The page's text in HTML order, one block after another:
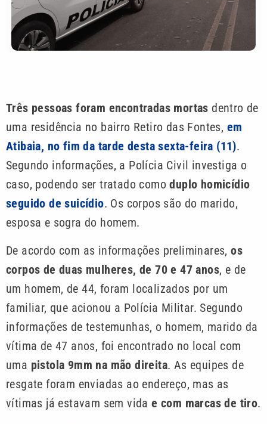
Três pessoas foram encontradas mortas dentro de
uma residência no bairro Retiro das Fontes, em
Atibaia, no fim da tarde desta sexta-feira (11).
Segundo informações, a Polícia Civil investiga o
caso, podendo ser tratado comoduplo homicídio
seguido de suicídio. Os corpos são do marido,
esposa e sogra do homem.
De acordo com as informações preliminares,os
corpos de duas mulheres, de 70 e 47 anos, e de
um homem, de 44, foram localizados por um
familiar, que acionou a Polícia Militar. Segundo
informações de testemunhas, o homem, marido da
vítima de 47 anos, foi encontrado no local com
uma pistola 9mm na mão direita. As equipes de
resgate foram enviadas ao endereço, mas as
vítimas já estavam sem vidae com marcas de tiro.